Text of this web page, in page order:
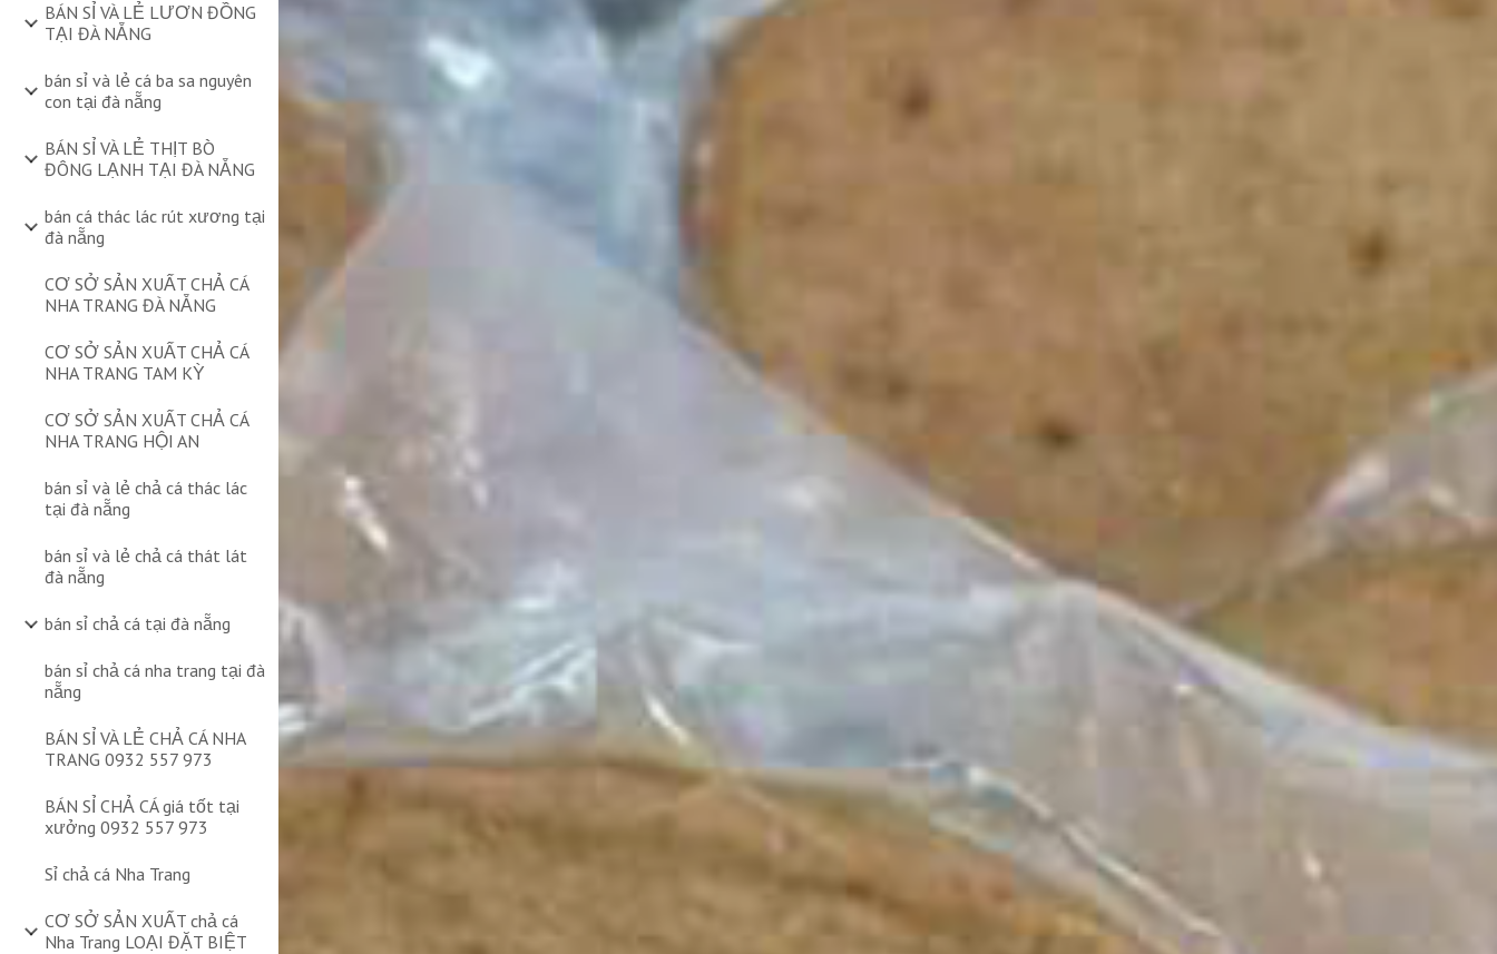
BÁN SỈ VÀ LẺ LƯƠN ĐỒNG
TẠI ĐÀ NẴNG
bán sỉ và lẻ cá ba sa nguyên
con tại đà nẵng
BÁN SỈ VÀ LẺ THỊT BÒ
ĐÔNG LẠNH TẠI ĐÀ NẴNG
bán cá thác lác rút xương tại
đà nẵng
CƠ SỞ SẢN XUẤT CHẢ CÁ
NHA TRANG ĐÀ NẴNG
CƠ SỞ SẢN XUẤT CHẢ CÁ
NHA TRANG TAM KỲ
CƠ SỞ SẢN XUẤT CHẢ CÁ
NHA TRANG HỘI AN
bán sỉ và lẻ chả cá thác lác
tại đà nẵng
bán sỉ và lẻ chả cá thát lát
đà nẵng
bán sỉ chả cá tại đà nẵng
bán sỉ chả cá nha trang tại đà
nẵng
BÁN SỈ VÀ LẺ CHẢ CÁ NHA
TRANG 0932 557 973
BÁN SỈ CHẢ CÁ giá tốt tại
xưởng 0932 557 973
Sỉ chả cá Nha Trang
CƠ SỞ SẢN XUẤT chả cá
Nha Trang LOẠI ĐẶT BIỆT